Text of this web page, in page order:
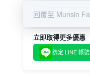
立即取得更多優惠
綁定 LINE 帳號
回覆至 Munsin